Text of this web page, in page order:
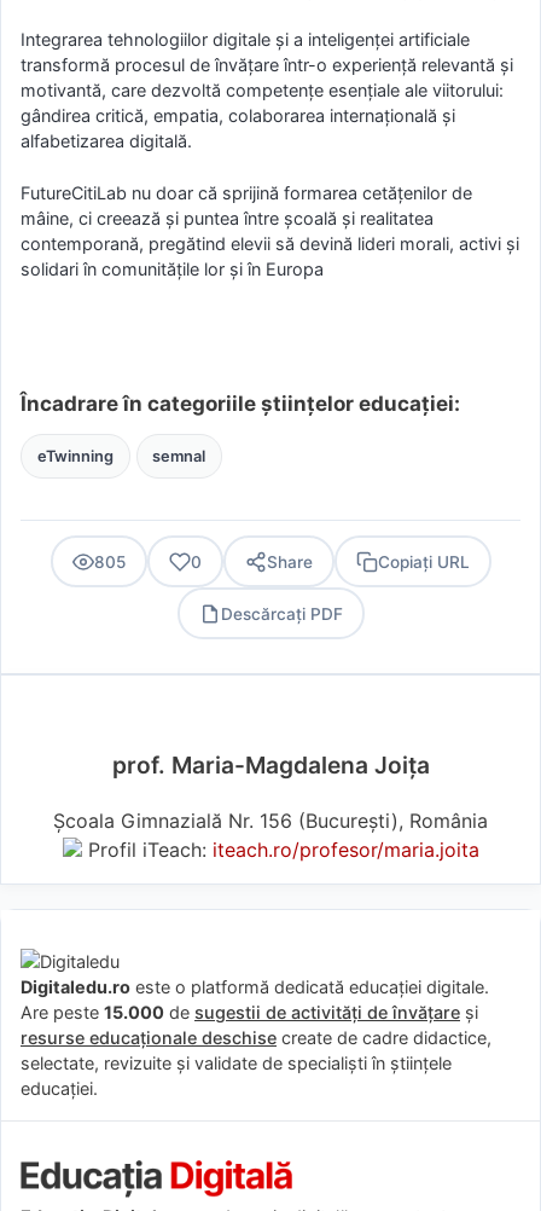
Integrarea tehnologiilor digitale și a inteligenței artificiale
transformă procesul de învățare într-o experiență relevantă și
motivantă, care dezvoltă competențe esențiale ale viitorului:
gândirea critică, empatia, colaborarea internațională și
alfabetizarea digitală.
FutureCitiLab nu doar că sprijină formarea cetățenilor de
mâine, ci creează și puntea între școală și realitatea
contemporană, pregătind elevii să devină lideri morali, activi și
solidari în comunitățile lor și în Europa
Încadrare în categoriile științelor educației:
eTwinning semnal
805 0 Share Copiați URL
Descărcați PDF
prof. Maria-Magdalena Joița
Școala Gimnazială Nr. 156 (Bucureşti), România
Profil iTeach: iteach.ro/profesor/maria.joita
Digitaledu.ro este o platformă dedicată educației digitale.
Are peste 15.000 de sugestii de activități de învățare și
resurse educaționale deschise create de cadre didactice,
selectate, revizuite și validate de specialiști în științele
educației.